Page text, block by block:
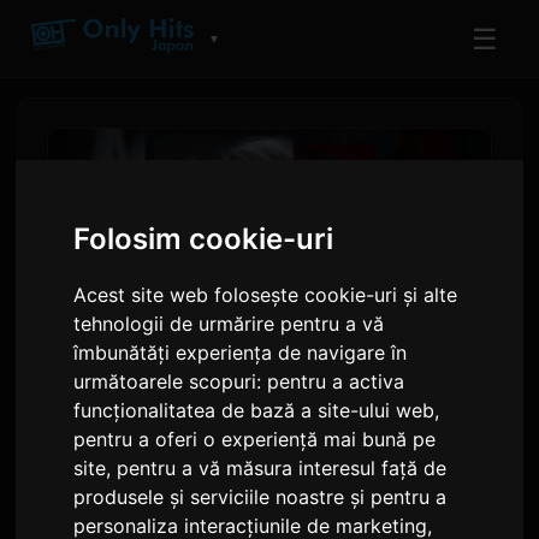
Folosim cookie-uri
Acest site web folosește cookie-uri și alte
tehnologii de urmărire pentru a vă
îmbunătăți experiența de navigare în
următoarele scopuri: pentru a activa
funcționalitatea de bază a site-ului web,
pentru a oferi o experiență mai bună pe
site, pentru a vă măsura interesul față de
produsele și serviciile noastre și pentru a
personaliza interacțiunile de marketing,
▼ ☰
Yuto Adachi colaborează cu
Aile The Shota la noul single
'Hate to LOVE YOU'